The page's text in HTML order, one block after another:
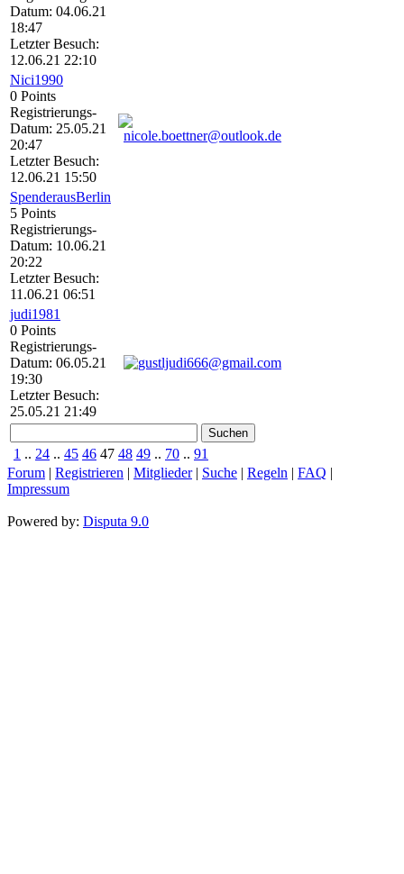
Datum: 04.06.21
18:47
Letzter Besuch:
12.06.21 22:10
Nici1990
0 Points
Registrierungs-
Datum: 25.05.21
20:47
Letzter Besuch:
12.06.21 15:50
SpenderausBerlin
5 Points
Registrierungs-
Datum: 10.06.21
20:22
Letzter Besuch:
11.06.21 06:51
judi1981
0 Points
Registrierungs-
Datum: 06.05.21
19:30
Letzter Besuch:
25.05.21 21:49
1 .. 24 .. 45 46 47 48 49 .. 70 .. 91
Forum | Registrieren | Mitglieder| Suche | Regeln | FAQ |
Impressum
Powered by: Disputa 9.0